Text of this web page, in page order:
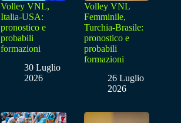
Volley VNL,
Italia-USA:
pronostico e
probabili
formazioni
30 Luglio
2026
Volley VNL
Femminile,
Turchia-Brasile:
pronostico e
probabili
formazioni
26 Luglio
2026